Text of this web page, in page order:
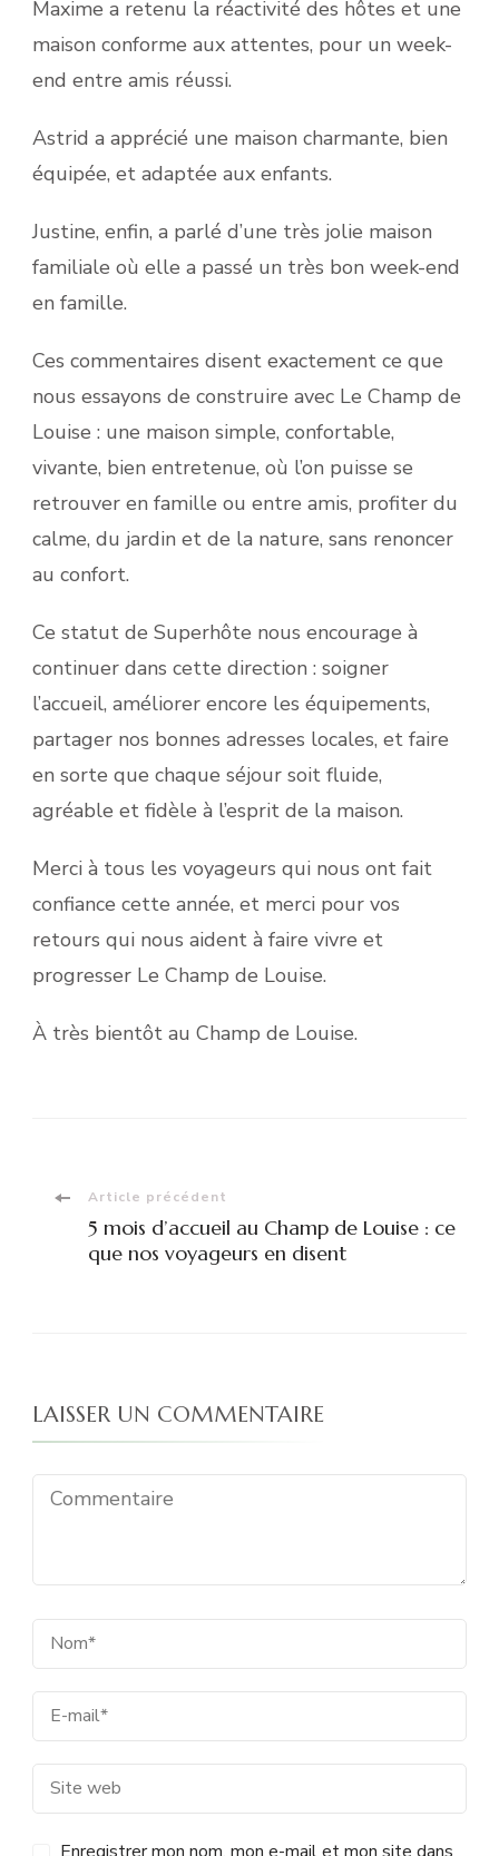
Maxime a retenu la réactivité des hôtes et une
maison conforme aux attentes, pour un week-
end entre amis réussi.
Astrid a apprécié une maison charmante, bien
équipée, et adaptée aux enfants.
Justine, enfin, a parlé d’une très jolie maison
familiale où elle a passé un très bon week-end
en famille.
Ces commentaires disent exactement ce que
nous essayons de construire avec Le Champ de
Louise : une maison simple, confortable,
vivante, bien entretenue, où l’on puisse se
retrouver en famille ou entre amis, profiter du
calme, du jardin et de la nature, sans renoncer
au confort.
Ce statut de Superhôte nous encourage à
continuer dans cette direction : soigner
l’accueil, améliorer encore les équipements,
partager nos bonnes adresses locales, et faire
en sorte que chaque séjour soit fluide,
agréable et fidèle à l’esprit de la maison.
Merci à tous les voyageurs qui nous ont fait
confiance cette année, et merci pour vos
retours qui nous aident à faire vivre et
progresser Le Champ de Louise.
À très bientôt au Champ de Louise.
Navigation
d'article
Article précédent
5 mois d’accueil au Champ de Louise : ce
que nos voyageurs en disent
LAISSER UN COMMENTAIRE